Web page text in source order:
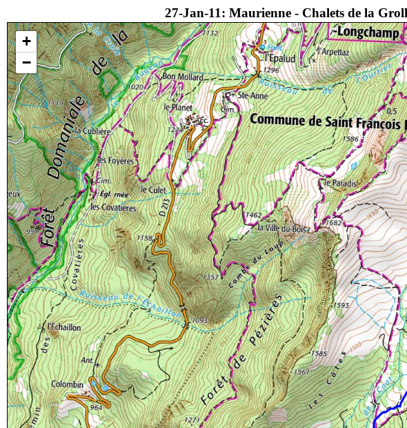
27-Jan-11: Maurienne - Chalets de la
+
−